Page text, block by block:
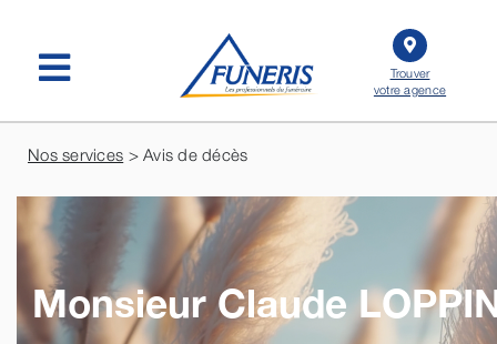
contenu
Trouver
votre agence
Nos services > Avis de décès
Monsieur Claude